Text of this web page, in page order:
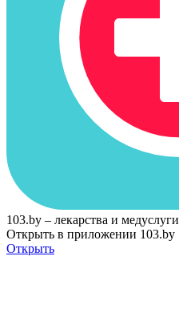
103.by – лекарства и медуслуги
Открыть в приложении 103.by
Открыть